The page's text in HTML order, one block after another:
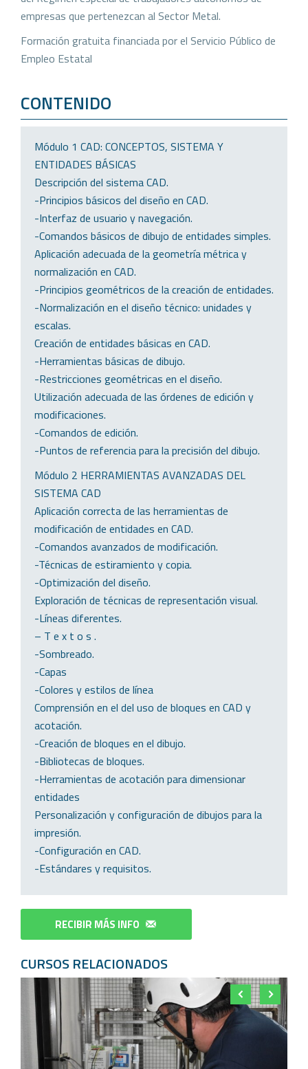
empresas que pertenezcan al Sector Metal.
Formación gratuita financiada por el Servicio Público de
Empleo Estatal
CONTENIDO
Módulo 1 CAD: CONCEPTOS, SISTEMA Y
ENTIDADES BÁSICAS
Descripción del sistema CAD.
-Principios básicos del diseño en CAD.
-Interfaz de usuario y navegación.
-Comandos básicos de dibujo de entidades simples.
Aplicación adecuada de la geometría métrica y
normalización en CAD.
-Principios geométricos de la creación de entidades.
-Normalización en el diseño técnico: unidades y
escalas.
Creación de entidades básicas en CAD.
-Herramientas básicas de dibujo.
-Restricciones geométricas en el diseño.
Utilización adecuada de las órdenes de edición y
modificaciones.
-Comandos de edición.
-Puntos de referencia para la precisión del dibujo.
Módulo 2 HERRAMIENTAS AVANZADAS DEL
SISTEMA CAD
Aplicación correcta de las herramientas de
modificación de entidades en CAD.
-Comandos avanzados de modificación.
-Técnicas de estiramiento y copia.
-Optimización del diseño.
Exploración de técnicas de representación visual.
-Líneas diferentes.
– T e x t o s .
-Sombreado.
-Capas
-Colores y estilos de línea
Comprensión en el del uso de bloques en CAD y
acotación.
-Creación de bloques en el dibujo.
-Bibliotecas de bloques.
-Herramientas de acotación para dimensionar
entidades
Personalización y configuración de dibujos para la
impresión.
-Configuración en CAD.
-Estándares y requisitos.
RECIBIR MÁS INFO
CURSOS RELACIONADOS